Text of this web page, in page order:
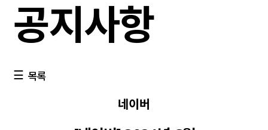
공지사항
목록
네이버